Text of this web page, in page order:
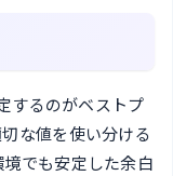
するのがベストプ
な値を使い分ける
でも安定した余白